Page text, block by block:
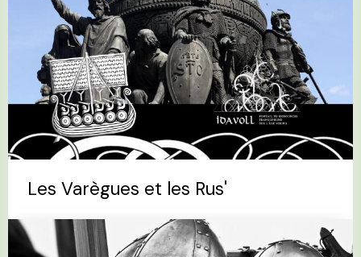
Les Varègues et les Rus'